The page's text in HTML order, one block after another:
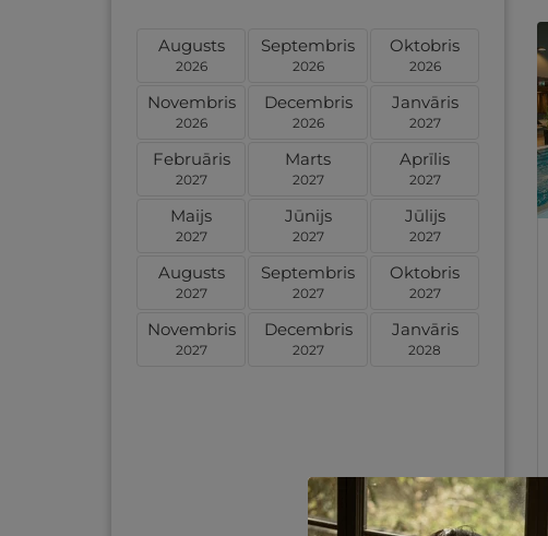
Augusts
2026
Septembris
2026
Oktobris
2026
Novembris
2026
Decembris
2026
Janvāris
2027
Februāris
2027
Marts
2027
Aprīlis
2027
Maijs
2027
Jūnijs
2027
Jūlijs
2027
Augusts
2027
Septembris
2027
Oktobris
2027
Novembris
2027
Decembris
2027
Janvāris
2028